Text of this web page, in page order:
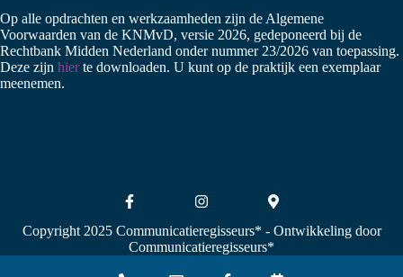
Op alle opdrachten en werkzaamheden zijn de Algemene
Voorwaarden van de KNMvD, versie 2026, gedeponeerd bij de
Rechtbank Midden Nederland onder nummer 23/2026 van toepassing.
Deze zijn hierte downloaden. U kunt op de praktijk een exemplaar
meenemen.
Copyright 2025 Communicatieregisseurs* - Ontwikkeling door
Communicatieregisseurs*